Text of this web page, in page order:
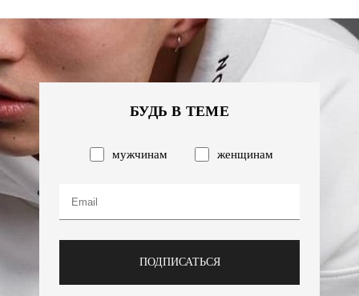
БУДЬ В ТЕМЕ
мужчинам женщинам
ПОДПИСАТЬСЯ